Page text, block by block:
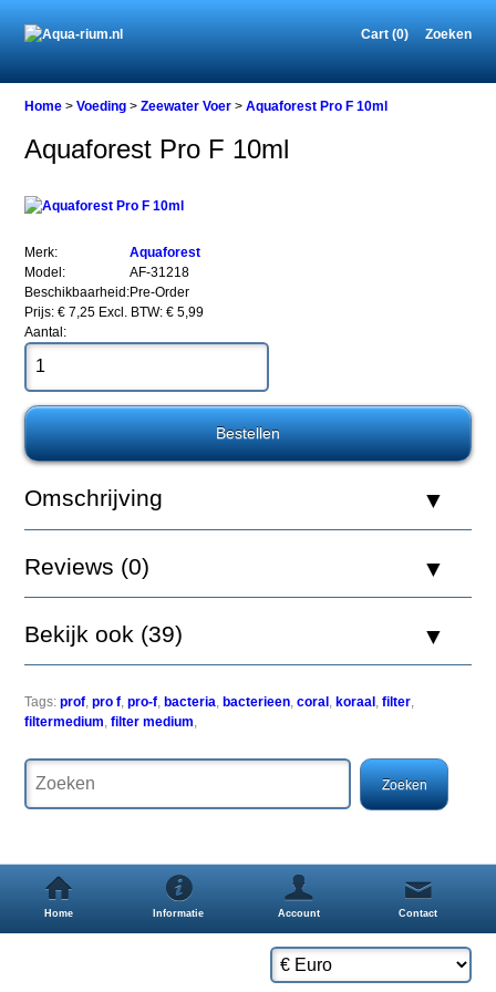
Cart (0) Zoeken
Home
Zeewater
Pro
F
10ml
F
10ml
vloeibare
bacteriegroei
media
voor
Na
toevoeging
pro-
manier
Home >Voeding >Zeewater Voer >Aquaforest Pro F 10ml
Aquaforest Pro F 10ml
Merk:
Aquaforest
Model:
AF-31218
Beschikbaarheid:Pre-Order
Prijs: € 7,25 Excl. BTW: € 5,99
Aantal:
Omschrijving
Reviews (0)
Bekijk ook (39)
Tags: prof,pro f,pro-f, bacteria, bacterieen,coral , koraal ,filter,
filtermedium,filter medium,
Home Informatie Account Contact